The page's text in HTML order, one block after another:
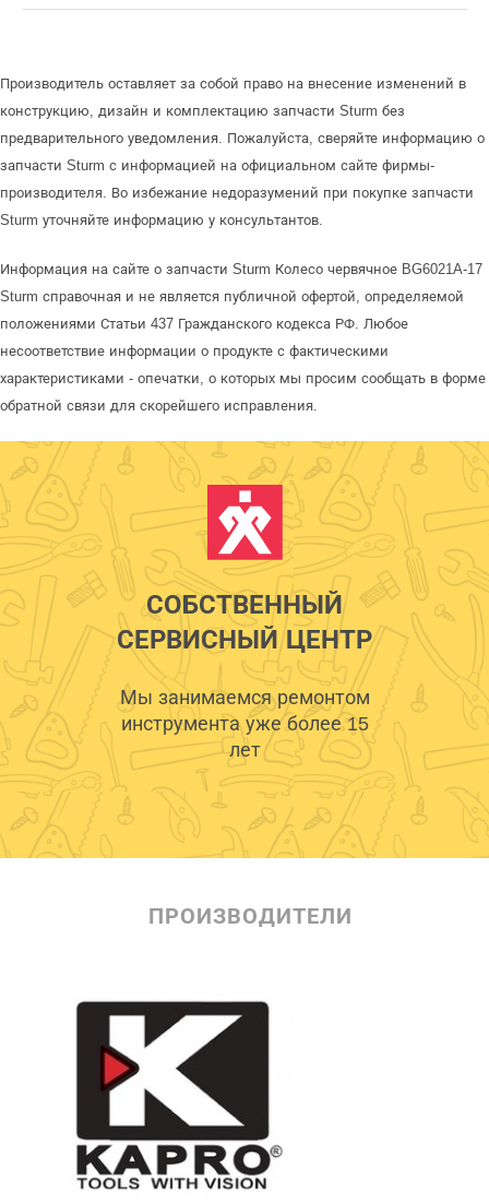
Производитель оставляет за собой право на внесение изменений в
конструкцию, дизайн и комплектацию запчасти Sturm без
предварительного уведомления. Пожалуйста, сверяйте информацию о
запчасти Sturm с информацией на официальном сайте фирмы-
производителя. Во избежание недоразумений при покупке запчасти
Sturm уточняйте информацию у консультантов.
Информация на сайте о запчасти Sturm Колесо червячное BG6021A-17
Sturm справочная и не является публичной офертой, определяемой
положениями Статьи 437 Гражданского кодекса РФ. Любое
несоответствие информации о продукте с фактическими
характеристиками - опечатки, о которых мы просим сообщать в форме
обратной связи для скорейшего исправления.
СОБСТВЕННЫЙ
СЕРВИСНЫЙ ЦЕНТР
Мы занимаемся ремонтом
инструмента уже более 15
лет
ПРОИЗВОДИТЕЛИ